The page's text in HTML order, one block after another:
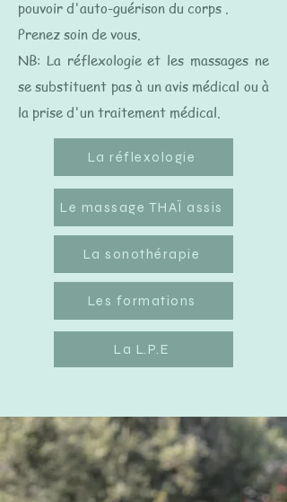
pouvoir d'auto-guérison du corps .​
Prenez soin de vous.​
NB: La réflexologie et les massages ne
se substituent pas à un avis médical ou à
la prise d'un traitement médical.​​
La réflexologie
Le massage THAÏ assis
La sonothérapie
Les formations
La L.P.E